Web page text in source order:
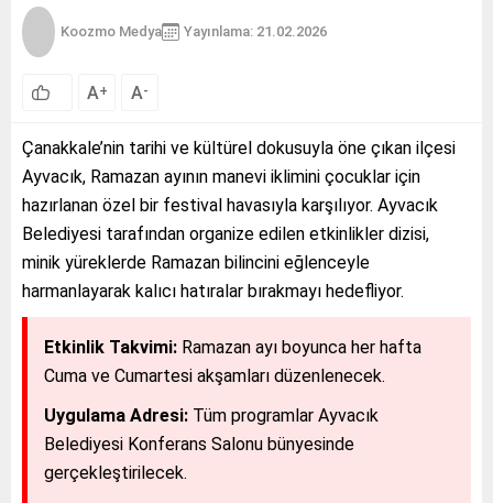
Koozmo Medya Yayınlama: 21.02.2026
A+ A-
Çanakkale’nin tarihi ve kültürel dokusuyla öne çıkan ilçesi
Ayvacık, Ramazan ayının manevi iklimini çocuklar için
hazırlanan özel bir festival havasıyla karşılıyor. Ayvacık
Belediyesi tarafından organize edilen etkinlikler dizisi,
minik yüreklerde Ramazan bilincini eğlenceyle
harmanlayarak kalıcı hatıralar bırakmayı hedefliyor.
Etkinlik Takvimi: Ramazan ayı boyunca her hafta
Cuma ve Cumartesi akşamları düzenlenecek.
Uygulama Adresi: Tüm programlar Ayvacık
Belediyesi Konferans Salonu bünyesinde
gerçekleştirilecek.